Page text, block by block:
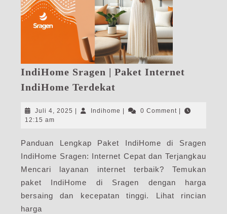
IndiHome Sragen | Paket Internet
IndiHome Terdekat
|
IndiHome
Terdekat
Juli 4, 2025 Juli
Indihome Indihome0 Comment
12:15 am
Panduan Lengkap Paket IndiHome di Sragen
IndiHome Sragen: Internet Cepat dan Terjangkau
Mencari layanan internet terbaik? Temukan
paket IndiHome di Sragen dengan harga
bersaing dan kecepatan tinggi. Lihat rincian
harga